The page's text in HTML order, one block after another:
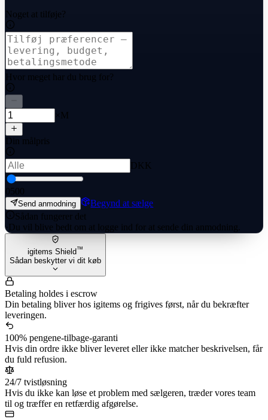
Noget at tilføje?
Hvor meget har du brug for?
×M
Din målpris
DKK
0500
Send anmodning
Begynd at sælge
Sådan fungerer det
· Du vil blive bedt om at logge ind for at sende din anmodning.
igitems Shield™
Sådan beskytter vi dit køb
Betaling holdes i escrow
Din betaling bliver hos igitems og frigives først, når du bekræfter
leveringen.
100% pengene-tilbage-garanti
Hvis din ordre ikke bliver leveret eller ikke matcher beskrivelsen, får
du fuld refusion.
24/7 tvistløsning
Hvis du ikke kan løse et problem med sælgeren, træder vores team
til og træffer en retfærdig afgørelse.